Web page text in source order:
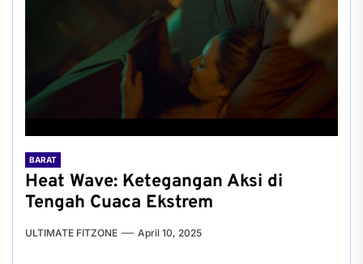
BARAT
Heat Wave: Ketegangan Aksi di
Tengah Cuaca Ekstrem
ULTIMATE FITZONE April 10, 2025